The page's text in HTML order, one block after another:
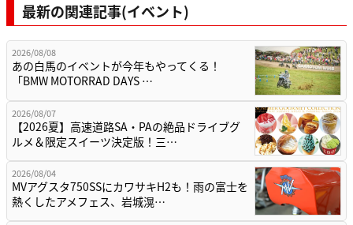
最新の関連記事(イベント)
2026/08/08
あの白馬のイベントが今年もやってくる！
「BMW MOTORRAD DAYS …
2026/08/07
【2026夏】高速道路SA・PAの絶品ドライブグ
ルメ＆限定スイーツ決定版！三…
2026/08/04
MVアグスタ750SSにカワサキH2も！雨の富士を
熱くしたアメフェス、岩城滉…